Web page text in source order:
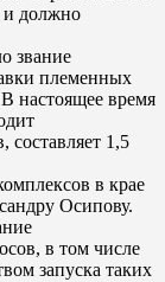
и должно
звание
племенных
настоящее время
1,5
в крае
Осипову.
в том числе
запуска таких